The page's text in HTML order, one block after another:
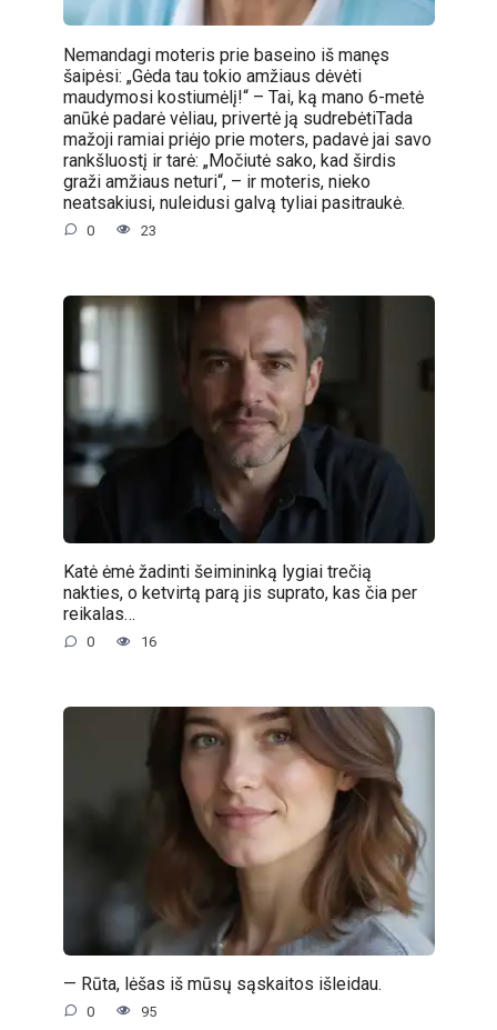
Nemandagi moteris prie baseino iš manęs
šaipėsi: „Gėda tau tokio amžiaus dėvėti
maudymosi kostiumėlį!“ – Tai, ką mano 6-metė
anūkė padarė vėliau, privertė ją sudrebėtiTada
mažoji ramiai priėjo prie moters, padavė jai savo
rankšluostį ir tarė: „Močiutė sako, kad širdis
graži amžiaus neturi“, – ir moteris, nieko
neatsakiusi, nuleidusi galvą tyliai pasitraukė.
0 23
Katė ėmė žadinti šeimininką lygiai trečią
nakties, o ketvirtą parą jis suprato, kas čia per
reikalas…
0 16
— Rūta, lėšas iš mūsų sąskaitos išleidau.
0 95